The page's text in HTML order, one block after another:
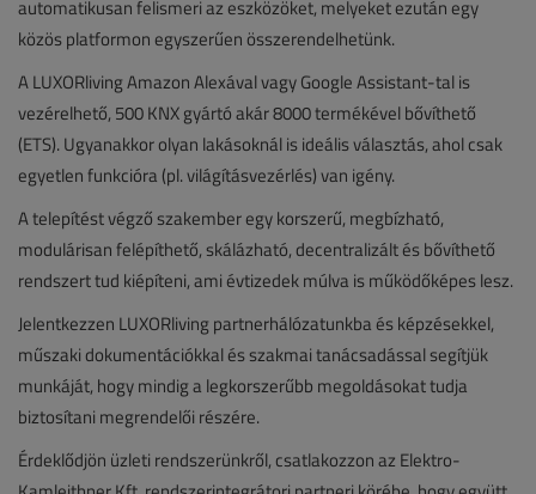
automatikusan felismeri az eszközöket, melyeket ezután egy
közös platformon egyszerűen összerendelhetünk.
A LUXORliving Amazon Alexával vagy Google Assistant-tal is
vezérelhető, 500 KNX gyártó akár 8000 termékével bővíthető
(ETS). Ugyanakkor olyan lakásoknál is ideális választás, ahol csak
egyetlen funkcióra (pl. világításvezérlés) van igény.
A telepítést végző szakember egy korszerű, megbízható,
modulárisan felépíthető, skálázható, decentralizált és bővíthető
rendszert tud kiépíteni, ami évtizedek múlva is működőképes lesz.
Jelentkezzen LUXORliving partnerhálózatunkba és képzésekkel,
műszaki dokumentációkkal és szakmai tanácsadással segítjük
munkáját, hogy mindig a legkorszerűbb megoldásokat tudja
biztosítani megrendelői részére.
Érdeklődjön üzleti rendszerünkről, csatlakozzon az Elektro-